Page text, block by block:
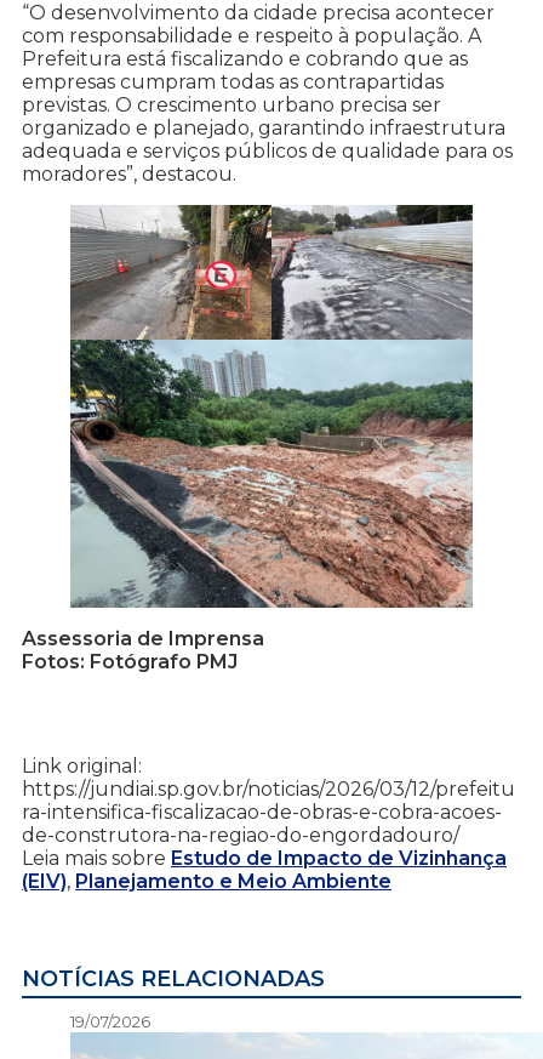
“O desenvolvimento da cidade precisa acontecer
com responsabilidade e respeito à população. A
Prefeitura está fiscalizando e cobrando que as
empresas cumpram todas as contrapartidas
previstas. O crescimento urbano precisa ser
organizado e planejado, garantindo infraestrutura
adequada e serviços públicos de qualidade para os
moradores”, destacou.
Assessoria de Imprensa
Fotos: Fotógrafo PMJ
Link original:
https://jundiai.sp.gov.br/noticias/2026/03/12/prefeitu
ra-intensifica-fiscalizacao-de-obras-e-cobra-acoes-
de-construtora-na-regiao-do-engordadouro/
Leia mais sobre Estudo de Impacto de Vizinhança
(EIV), Planejamento e Meio Ambiente
NOTÍCIAS RELACIONADAS
19/07/2026